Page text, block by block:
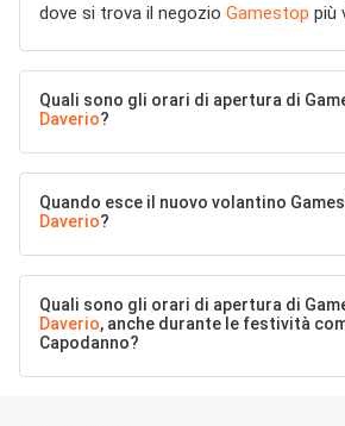
dove si trova il negozio Gamestop più
Quali sono gli orari di apertura di
Daverio?
Quando esce il nuovo volantino
Daverio?
Quali sono gli orari di apertura di
Daverio, anche durante le festività
Capodanno?